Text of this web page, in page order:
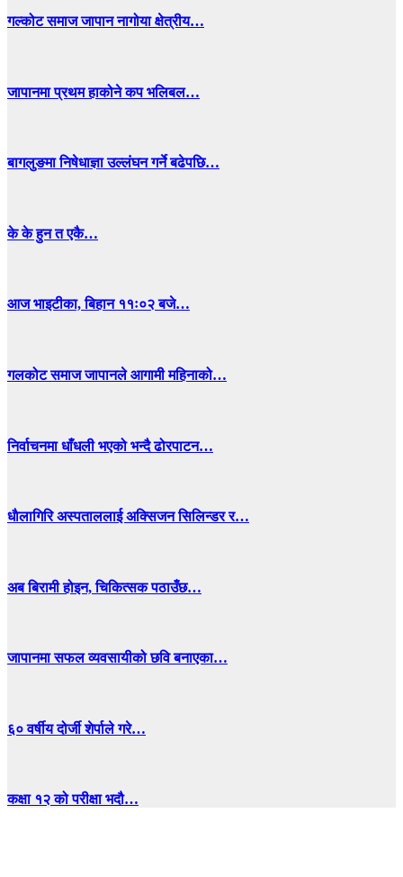
गल्कोट समाज जापान नागोया क्षेत्रीय…
जापानमा प्रथम हाकोने कप भलिबल…
बागलुङमा निषेधाज्ञा उल्लंघन गर्ने बढेपछि…
के के हुन त एकै…
आज भाइटीका, बिहान ११ः०२ बजे…
गलकोट समाज जापानले आगामी महिनाको…
निर्वाचनमा धाँधली भएको भन्दै ढोरपाटन…
धाैलागिरि अस्पताललाई अक्सिजन सिलिन्डर र…
अब बिरामी होइन, चिकित्सक पठाउँछ…
जापानमा सफल व्यवसायीको छवि बनाएका…
६० वर्षीय दोर्जी शेर्पाले गरे…
कक्षा १२ को परीक्षा भदौ…